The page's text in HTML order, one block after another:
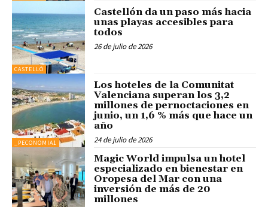
CASTELLÓ
Castellón da un paso más hacia
unas playas accesibles para
todos
26 de julio de 2026
_PECONOMIA1
Los hoteles de la Comunitat
Valenciana superan los 3,2
millones de pernoctaciones en
junio, un 1,6 % más que hace un
año
24 de julio de 2026
Magic World impulsa un hotel
especializado en bienestar en
Oropesa del Mar con una
inversión de más de 20
millones